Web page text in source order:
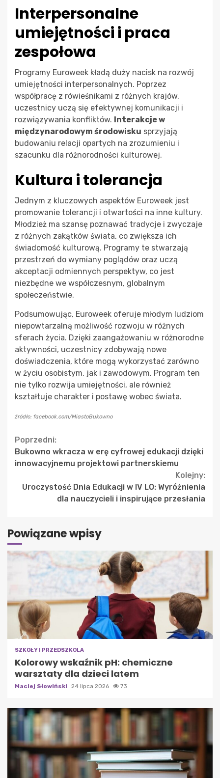
Interpersonalne
umiejętności i praca
zespołowa
Programy Euroweek kładą duży nacisk na rozwój
umiejętności interpersonalnych. Poprzez
współpracę z rówieśnikami z różnych krajów,
uczestnicy uczą się efektywnej komunikacji i
rozwiązywania konfliktów. Interakcje w
międzynarodowym środowisku sprzyjają
budowaniu relacji opartych na zrozumieniu i
szacunku dla różnorodności kulturowej.
Kultura i tolerancja
Jednym z kluczowych aspektów Euroweek jest
promowanie tolerancji i otwartości na inne kultury.
Młodzież ma szansę poznawać tradycje i zwyczaje
z różnych zakątków świata, co zwiększa ich
świadomość kulturową. Programy te stwarzają
przestrzeń do wymiany poglądów oraz uczą
akceptacji odmiennych perspektyw, co jest
niezbędne we współczesnym, globalnym
społeczeństwie.
Podsumowując, Euroweek oferuje młodym ludziom
niepowtarzalną możliwość rozwoju w różnych
sferach życia. Dzięki zaangażowaniu w różnorodne
aktywności, uczestnicy zdobywają nowe
doświadczenia, które mogą wykorzystać zarówno
w życiu osobistym, jak i zawodowym. Program ten
nie tylko rozwija umiejętności, ale również
kształtuje charakter i postawę wobec świata.
źródło: facebook.com/MiastoBukowno
Continue
Reading
Poprzedni:
Bukowno wkracza w erę cyfrowej edukacji dzięki
innowacyjnemu projektowi partnerskiemu
Kolejny:
Uroczystość Dnia Edukacji w IV LO: Wyróżnienia
dla nauczycieli i inspirujące przesłania
Powiązane wpisy
SZKOŁY I PRZEDSZKOLA
Kolorowy wskaźnik pH: chemiczne
warsztaty dla dzieci latem
Maciej Słowiński 24 lipca 2026 73